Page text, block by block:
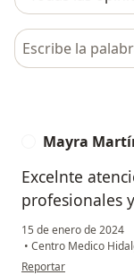
Busca en
Mayra
Excelnte
profesionales
15 de enero de 2024
• Centro Medico
en opinión del usuario
Reportar